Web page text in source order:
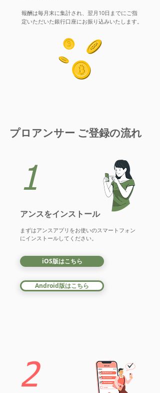
報酬は毎月末に集計され、翌月10日までにご指
定いただいた銀行口座にお振り込みいたします。
プロアンサー ご登録の流れ
アンスをインストール
1
​まずはアンスアプリをお使いのスマートフォン
にインストールしてください。
iOS版はこちら
Android版はこちら
2